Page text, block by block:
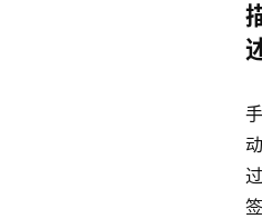
手
动
过
签